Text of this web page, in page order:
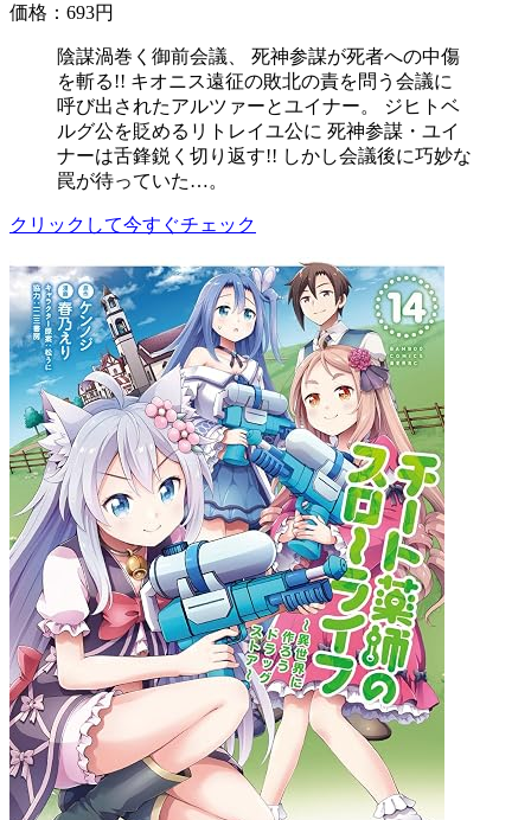
価格：693円
陰謀渦巻く御前会議、 死神参謀が死者への中傷
を斬る!! キオニス遠征の敗北の責を問う会議に
呼び出されたアルツァーとユイナー。 ジヒトベ
ルグ公を貶めるリトレイユ公に 死神参謀・ユイ
ナーは舌鋒鋭く切り返す!! しかし会議後に巧妙な
罠が待っていた…。
クリックして今すぐチェック